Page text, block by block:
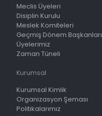
Meclis Üyeleri
Disiplin Kurulu
Meslek Komiteleri
Geçmiş Dönem Başkanları
Üyelerimiz
Zaman Tüneli
Kurumsal
Kurumsal Kimlik
Organizasyon Şeması
Politikalarımız